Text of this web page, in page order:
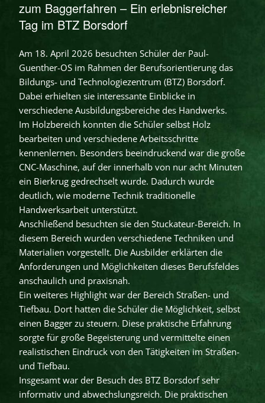
zum Baggerfahren – Ein erlebnisreicher
Tag im BTZ Borsdorf
Am 18. April 2026 besuchten Schüler der Paul-
Guenther-OS im Rahmen der Berufsorientierung das
Bildungs- und Technologiezentrum (BTZ) Borsdorf.
Dabei erhielten sie interessante Einblicke in
verschiedene Ausbildungsbereiche des Handwerks.
Im Holzbereich konnten die Schüler selbst Holz
bearbeiten und verschiedene Arbeitsschritte
kennenlernen. Besonders beeindruckend war die große
CNC-Maschine, auf der innerhalb von nur acht Minuten
ein Bierkrug gedrechselt wurde. Dadurch wurde
deutlich, wie moderne Technik traditionelle
Handwerksarbeit unterstützt.
Anschließend besuchten sie den Stuckateur-Bereich. In
diesem Bereich wurden verschiedene Techniken und
Materialien vorgestellt. Die Ausbilder erklärten die
Anforderungen und Möglichkeiten dieses Berufsfeldes
anschaulich und praxisnah.
Ein weiteres Highlight war der Bereich Straßen- und
Tiefbau. Dort hatten die Schüler die Möglichkeit, selbst
einen Bagger zu steuern. Diese praktische Erfahrung
sorgte für große Begeisterung und vermittelte einen
realistischen Eindruck von den Tätigkeiten im Straßen-
und Tiefbau.
Insgesamt war der Besuch des BTZ Borsdorf sehr
informativ und abwechslungsreich. Die praktischen